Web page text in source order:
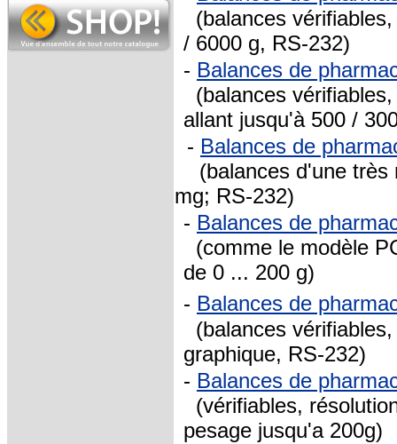
(balances
/ 6000 g, RS-232)
- Balances de
(balances
allant jusqu'à 500 /
- Balances de
(balances d'une
mg; RS-232)
- Balances de
(comme le modèle
de 0 ... 200 g)
- Balances de
(balances
graphique, RS-232)
- Balances de
(vérifiables,
pesage jusqu'a 200g)